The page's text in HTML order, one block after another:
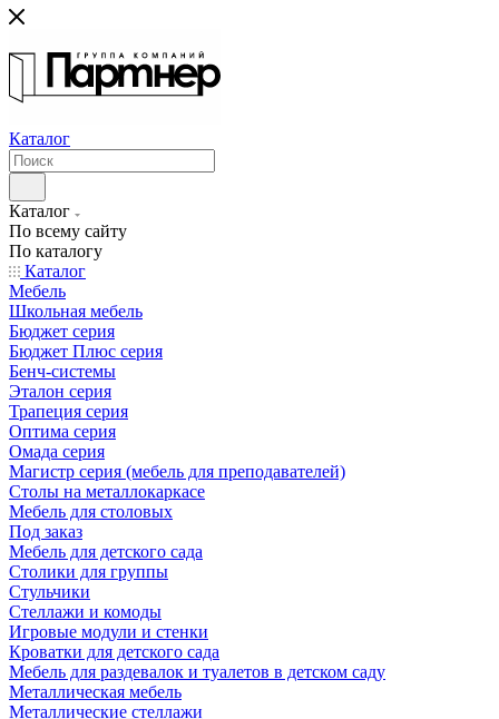
Каталог
Каталог
По всему сайту
По каталогу
Каталог
Мебель
Школьная мебель
Бюджет серия
Бюджет Плюс серия
Бенч-системы
Эталон серия
Трапеция серия
Оптима серия
Омада серия
Магистр серия (мебель для преподавателей)
Столы на металлокаркасе
Мебель для столовых
Под заказ
Мебель для детского сада
Столики для группы
Стульчики
Стеллажи и комоды
Игровые модули и стенки
Кроватки для детского сада
Мебель для раздевалок и туалетов в детском саду
Металлическая мебель
Металлические стеллажи